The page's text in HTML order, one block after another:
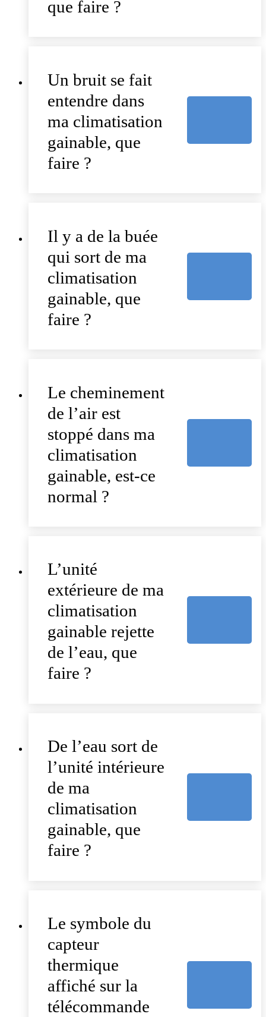
que faire ?
Un bruit se fait
entendre dans
ma climatisation
gainable, que
faire ?
Il y a de la buée
qui sort de ma
climatisation
gainable, que
faire ?
Le cheminement
de l’air est
stoppé dans ma
climatisation
gainable, est-ce
normal ?
L’unité
extérieure de ma
climatisation
gainable rejette
de l’eau, que
faire ?
De l’eau sort de
l’unité intérieure
de ma
climatisation
gainable, que
faire ?
Le symbole du
capteur
thermique
affiché sur la
télécommande